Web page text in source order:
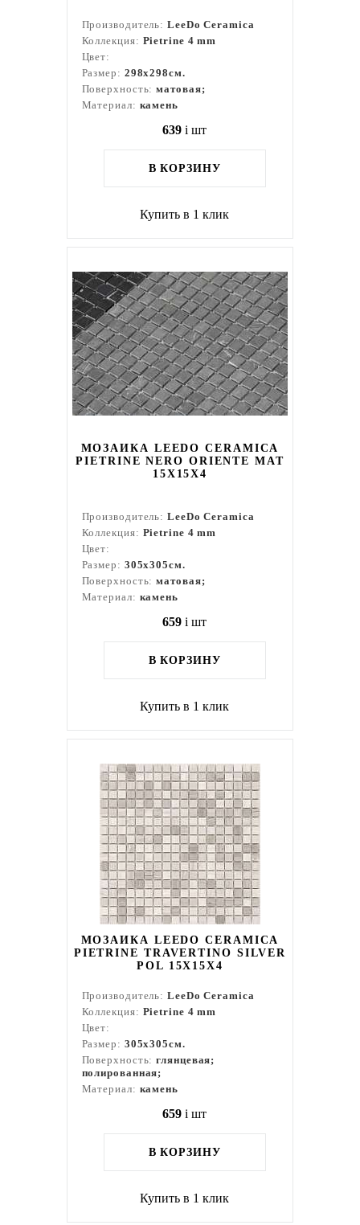
Производитель:LeeDo Ceramica
Коллекция: Pietrine 4 mm
Цвет:
Размер: 298x298см.
Поверхность:матовая;
Материал: камень
639 i шт
В КОРЗИНУ
Купить в 1 клик
МОЗАИКА LEEDO CERAMICA
PIETRINE NERO ORIENTE MAT
15X15X4
Производитель:LeeDo Ceramica
Коллекция: Pietrine 4 mm
Цвет:
Размер: 305x305см.
Поверхность:матовая;
Материал: камень
659 i шт
В КОРЗИНУ
Купить в 1 клик
МОЗАИКА LEEDO CERAMICA
PIETRINE TRAVERTINO SILVER
POL 15X15X4
Производитель:LeeDo Ceramica
Коллекция: Pietrine 4 mm
Цвет:
Размер: 305x305см.
Поверхность:глянцевая;
полированная;
Материал: камень
659 i шт
В КОРЗИНУ
Купить в 1 клик